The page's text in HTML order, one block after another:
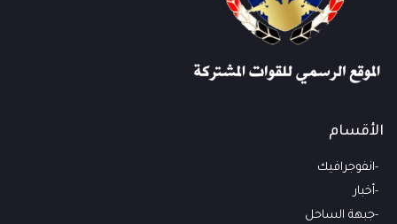
الأقسام
انفوجرافيك
أخبار
جبهة الساحل